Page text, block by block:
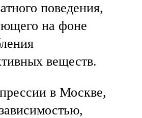
поведения,
на фоне
веществ.
в Москве,